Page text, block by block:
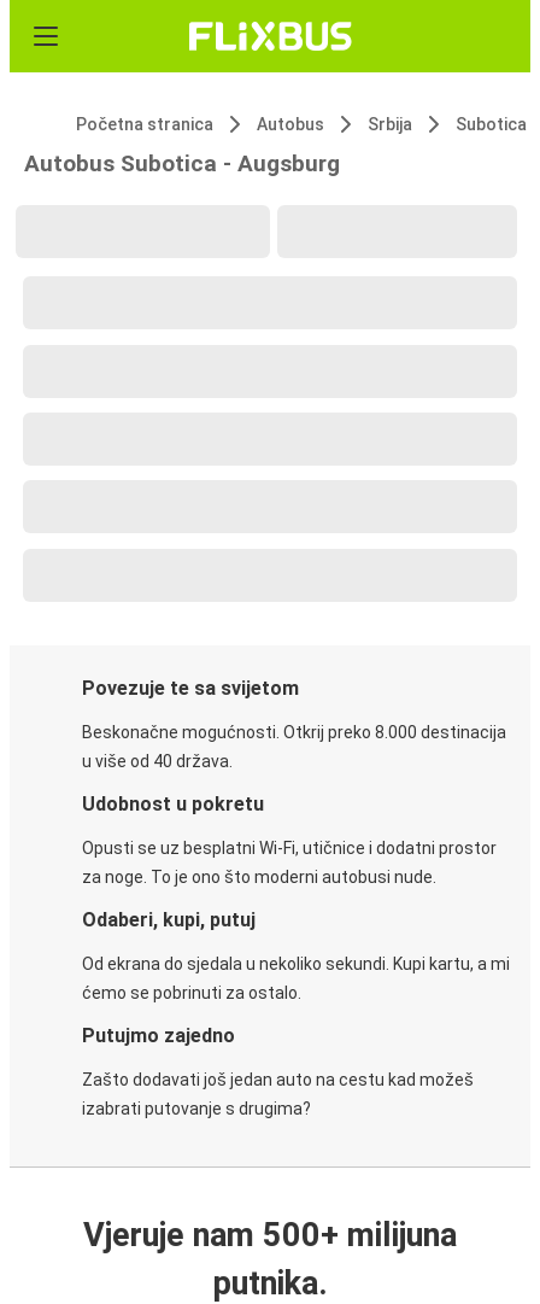
Početna stranica Autobus Srbija Subotica
Autobus Subotica - Augsburg
Povezuje te sa svijetom
Beskonačne mogućnosti. Otkrij preko 8.000 destinacija
u više od 40 država.
Udobnost u pokretu
Opusti se uz besplatni Wi-Fi, utičnice i dodatni prostor
za noge. To je ono što moderni autobusi nude.
Odaberi, kupi, putuj
Od ekrana do sjedala u nekoliko sekundi. Kupi kartu, a mi
ćemo se pobrinuti za ostalo.
Putujmo zajedno
Zašto dodavati još jedan auto na cestu kad možeš
izabrati putovanje s drugima?
Vjeruje nam 500+ milijuna
putnika.